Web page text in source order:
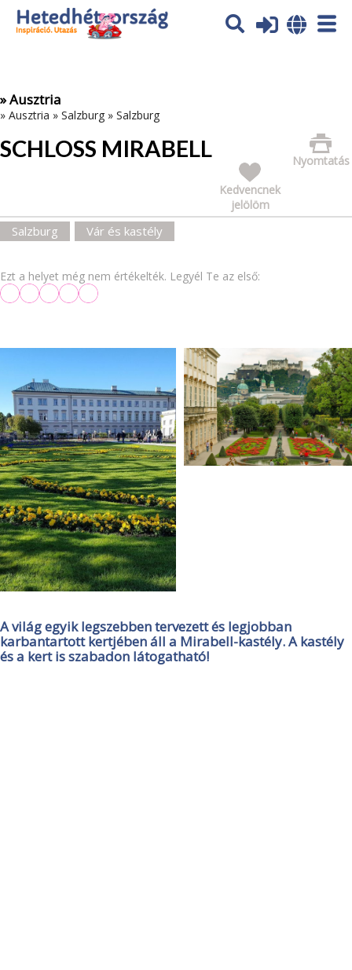
Az oldal sütiket (cookies) használ. További tájékoztatás itt:
Adatvédelmi tájékoztató
» Ausztria
» Ausztria » Salzburg » Salzburg
SCHLOSS MIRABELL
Nyomtatás
Kedvencnek
jelölöm
Salzburg Vár és kastély
Ezt a helyet még nem értékelték. Legyél Te az első:
A világ egyik legszebben tervezett és legjobban
karbantartott kertjében áll a Mirabell-kastély. A kastély
és a kert is szabadon látogatható!